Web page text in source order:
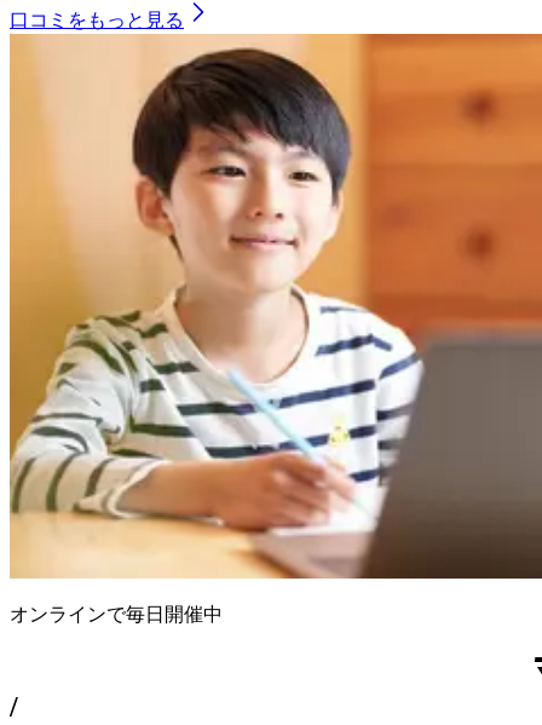
口コミをもっと見る
オンラインで毎日開催中
/